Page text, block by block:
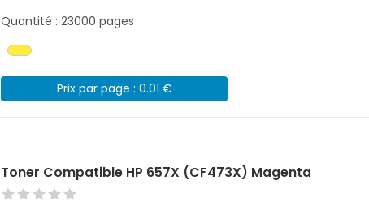
Quantité : 23000 pages
Prix par page : 0.01 €
Toner Compatible HP 657X (CF473X) Magenta